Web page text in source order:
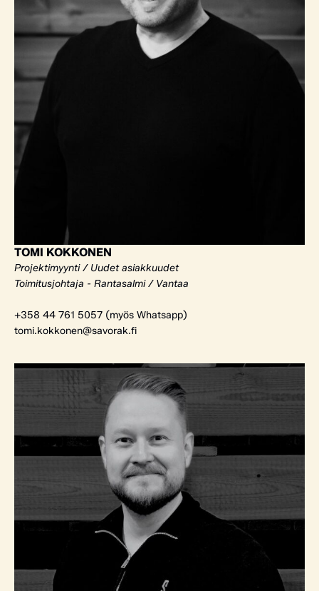
TOMI KOKKONEN
Projektimyynti / Uudet asiakkuudet
Toimitusjohtaja - Rantasalmi / Vantaa
+358 44 761 5057 (myös Whatsapp)
tomi.kokkonen@savorak.fi